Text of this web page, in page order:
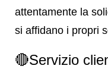
attentamente la
si affidano i propri
🔴Servizio